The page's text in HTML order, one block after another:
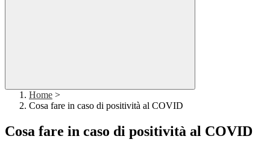
Home >
Cosa fare in caso di positività al COVID
Cosa fare in caso di positività al COVID